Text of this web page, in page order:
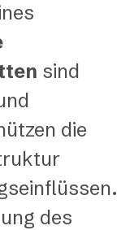
sind
die
des